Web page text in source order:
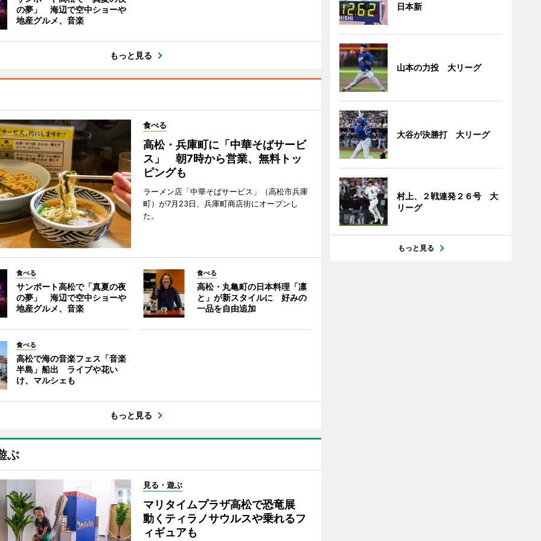
の夢」 海辺で空中ショーや
地産グルメ、音楽
もっと見る
食べる
高松・兵庫町に「中華そばサービ
ス」 朝7時から営業、無料トッ
ピングも
ラーメン店「中華そばサービス」（高松市兵庫
町）が7月23日、兵庫町商店街にオープンし
た。
食べる
サンポート高松で「真夏の夜
の夢」 海辺で空中ショーや
地産グルメ、音楽
食べる
高松・丸亀町の日本料理「凛
と」が新スタイルに 好みの
一品を自由追加
食べる
高松で海の音楽フェス「音楽
半島」船出 ライブや花い
け、マルシェも
もっと見る
ぶ
見る・遊ぶ
マリタイムプラザ高松で恐竜展
動くティラノサウルスや乗れるフ
ィギュアも
日本新
山本の力投 大リーグ
大谷が決勝打 大リーグ
村上、２戦連発２６号 大
リーグ
もっと見る